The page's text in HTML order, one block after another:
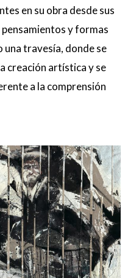
en su obra desde sus
y formas
una travesía, donde se
creación artística y se
a la comprensión